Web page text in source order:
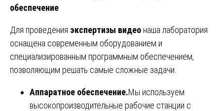
обеспечение
Для проведения экспертизы видео наша лаборатория
оснащена современным оборудованием и
специализированным программным обеспечением,
позволяющим решать самые сложные задачи.
Аппаратное обеспечение.Мы используем
высокопроизводительные рабочие станции с